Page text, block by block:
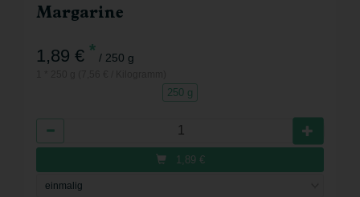
Margarine
1,89 € * / 250 g
250 g
1,89 €